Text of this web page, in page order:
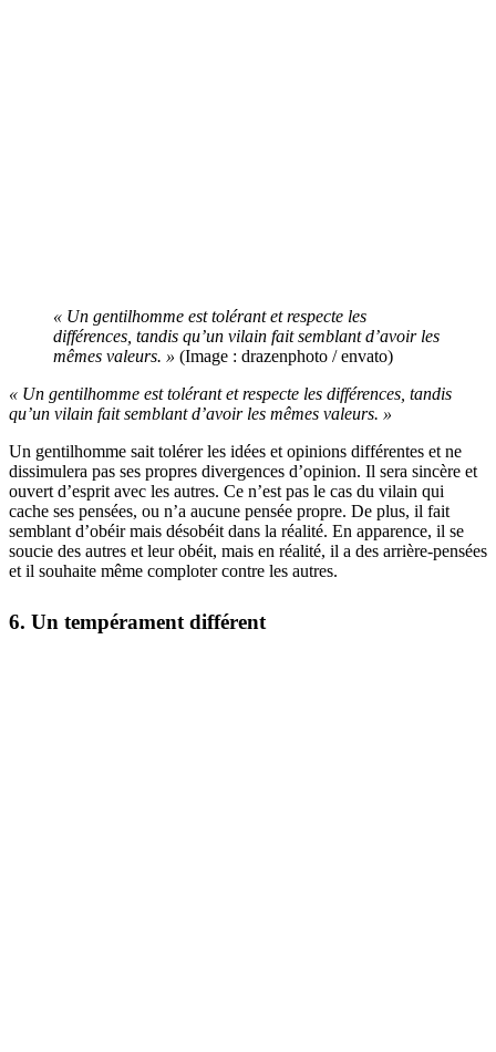
« Un gentilhomme est tolérant et respecte les
différences, tandis qu’un vilain fait semblant d’avoir les
mêmes valeurs. » (Image : drazenphoto / envato)
« Un gentilhomme est tolérant et respecte les différences, tandis
qu’un vilain fait semblant d’avoir les mêmes valeurs. »
Un gentilhomme sait tolérer les idées et opinions différentes et ne
dissimulera pas ses propres divergences d’opinion. Il sera sincère et
ouvert d’esprit avec les autres. Ce n’est pas le cas du vilain qui
cache ses pensées, ou n’a aucune pensée propre. De plus, il fait
semblant d’obéir mais désobéit dans la réalité. En apparence, il se
soucie des autres et leur obéit, mais en réalité, il a des arrière-pensées
et il souhaite même comploter contre les autres.
6. Un tempérament différent